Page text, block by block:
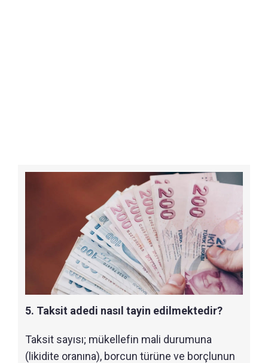
5. Taksit adedi nasıl tayin edilmektedir?
Taksit sayısı; mükellefin mali durumuna
(likidite oranına), borcun türüne ve borçlunun